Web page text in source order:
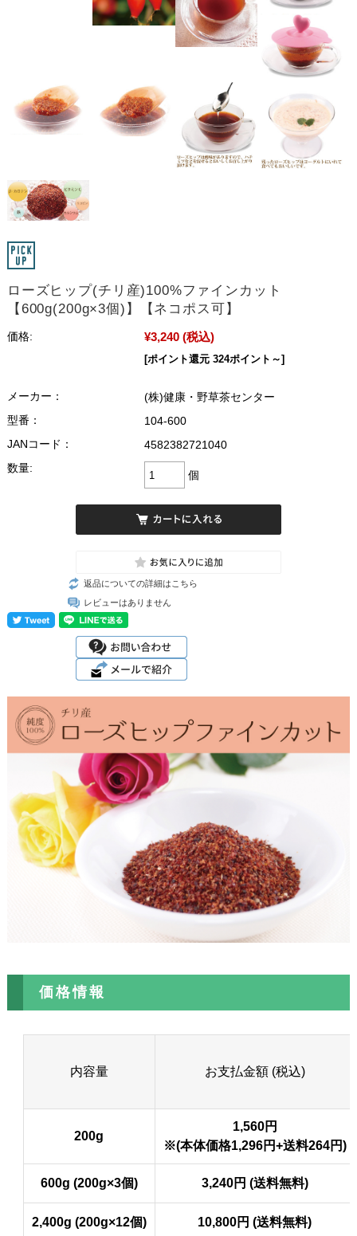
ローズヒップ(チリ産)100%ファインカット
【600g(200g×3個)】【ネコポス可】
価格: ¥3,240 (税込)
[ポイント還元 324ポイント～]
メーカー：
(株)健康・野草茶センター
型番：
104-600
JANコード：
4582382721040
数量:
個
返品についての詳細はこちら
レビューはありません
価格情報
内容量 お支払金額 (税込)
200g
1,560円
※(本体価格1,296円+送料264円)
600g (200g×3個) 3,240円 (送料無料)
2,400g (200g×12個) 10,800円 (送料無料)